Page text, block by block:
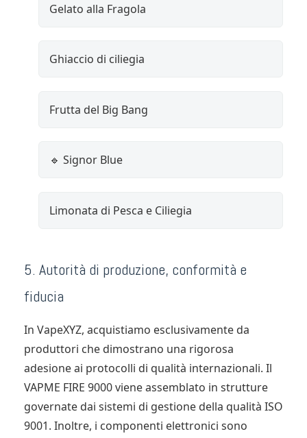
Gelato alla Fragola
Ghiaccio di ciliegia
Frutta del Big Bang
🔹 Signor Blue
Limonata di Pesca e Ciliegia
5. Autorità di produzione, conformità e
fiducia
In VapeXYZ, acquistiamo esclusivamente da
produttori che dimostrano una rigorosa
adesione ai protocolli di qualità internazionali. Il
VAPME FIRE 9000 viene assemblato in strutture
governate dai sistemi di gestione della qualità ISO
9001. Inoltre, i componenti elettronici sono